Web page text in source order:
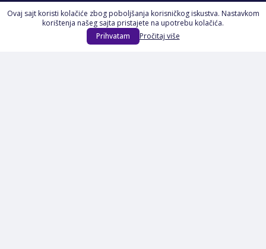
Početna
Na Akciji
Izdvajamo
Ovaj sajt koristi kolačiće zbog poboljšanja korisničkog iskustva. Nastavkom
korištenja našeg sajta pristajete na upotrebu kolačića.
Prihvatam
Pročitaj više